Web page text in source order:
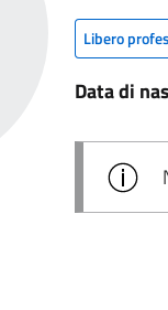
Libero
Data di